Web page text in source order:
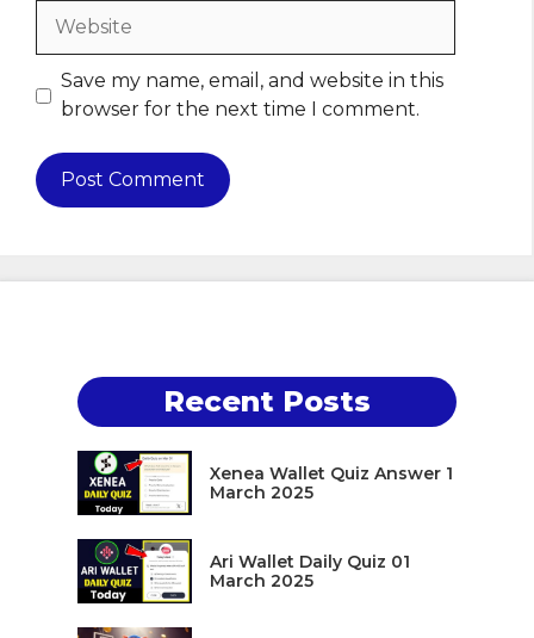
Website
Save my name, email, and website in this
browser for the next time I comment.
Recent Posts
Xenea Wallet Quiz Answer 1
March 2025
Ari Wallet Daily Quiz 01
March 2025